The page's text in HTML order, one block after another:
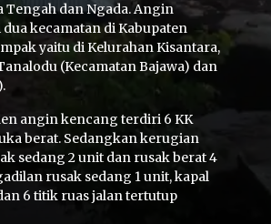
Tengah dan Ngada. Angin
kecamatan di Kabupaten
yaitu di Kelurahan Kisantara,
(Kecamatan Bajawa) dan
angin kencang terdiri 6 KK
berat. Sedangkan kerugian
sedang 2 unit dan rusak berat 4
rusak sedang 1 unit, kapal
6 titik ruas jalan tertutup